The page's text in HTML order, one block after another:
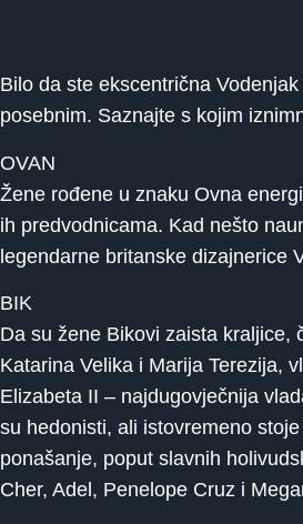
Bilo da ste ekscentrična
posebnim. Saznajte s kojim
OVAN
Žene rođene u znaku Ovna
ih predvodnicama. Kad nešto
legendarne britanske dizajnerice
BIK
Da su žene Bikovi zaista kraljice,
Katarina Velika i Marija Terezija,
Elizabeta II – najdugovječnija
su hedonisti, ali istovremeno
ponašanje, poput slavnih
Cher, Adel, Penelope Cruz i